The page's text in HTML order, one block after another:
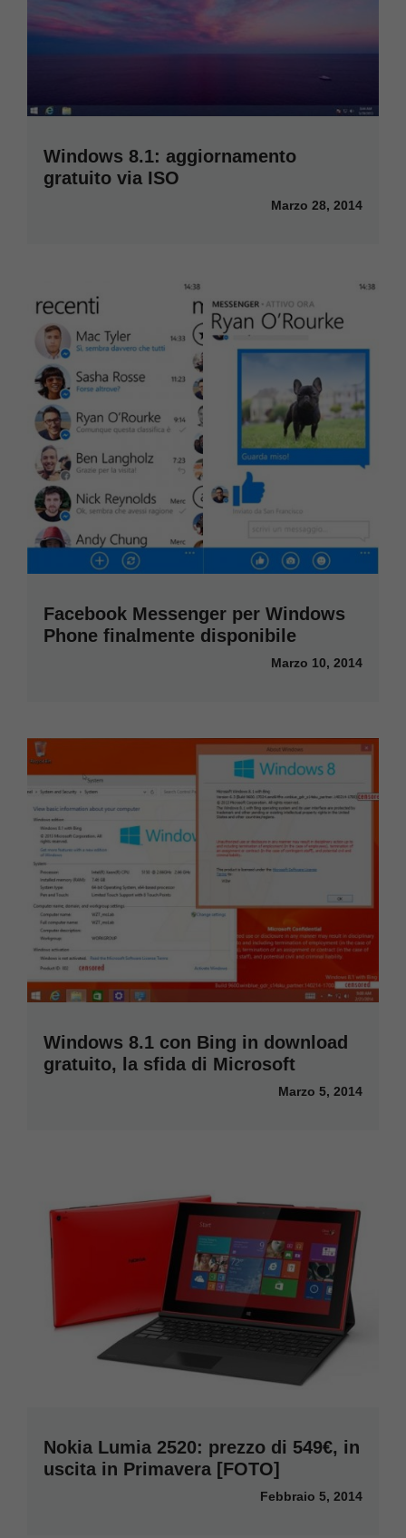
Windows 8.1: aggiornamento
gratuito via ISO
Marzo 28, 2014
Facebook Messenger per Windows
Phone finalmente disponibile
Marzo 10, 2014
Windows 8.1 con Bing in download
gratuito, la sfida di Microsoft
Marzo 5, 2014
Nokia Lumia 2520: prezzo di 549€, in
uscita in Primavera [FOTO]
Febbraio 5, 2014